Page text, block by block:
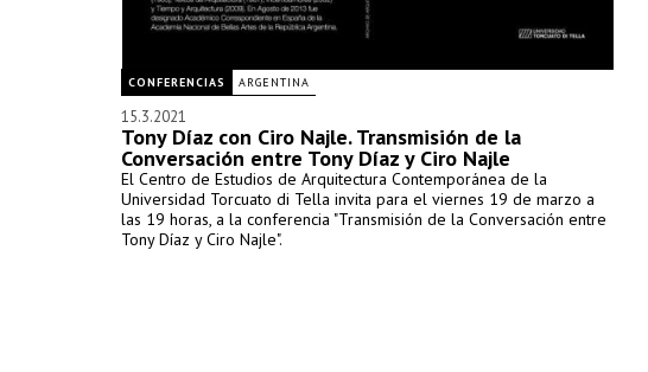
CONFERENCIAS ARGENTINA
15.3.2021
Tony Díaz con Ciro Najle. Transmisión de la
Conversación entre Tony Díaz y Ciro Najle
El Centro de Estudios de Arquitectura Contemporánea de la
Universidad Torcuato di Tella invita para el viernes 19 de marzo a
las 19 horas, a la conferencia "Transmisión de la Conversación entre
Tony Díaz y Ciro Najle".